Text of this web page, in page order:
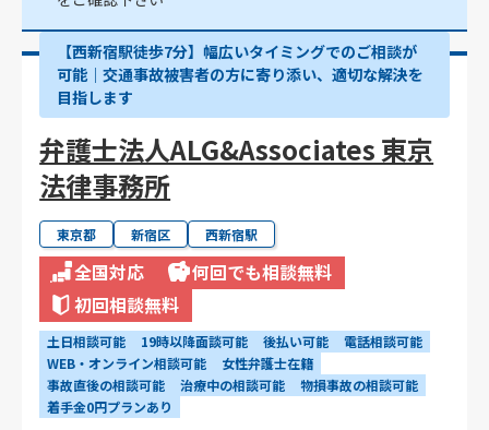
【西新宿駅徒歩7分】幅広いタイミングでのご相談が
可能｜交通事故被害者の方に寄り添い、適切な解決を
目指します
弁護士法人ALG&Associates 東京
法律事務所
東京都 新宿区 西新宿駅
全国対応
何回でも相談無料
初回相談無料
土日相談可能 19時以降面談可能 後払い可能
電話相談可能
WEB・オンライン相談可能
女性弁護士在籍
事故直後の相談可能
治療中の相談可能
物損事故の相談可能
着手金0円プランあり